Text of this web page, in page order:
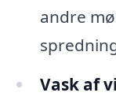
andre
Vask af